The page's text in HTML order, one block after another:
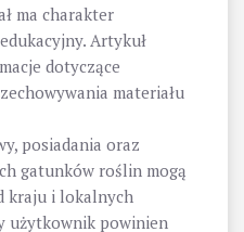
ma charakter
Artykuł
dotyczące
materiału
posiadania oraz
gatunków roślin mogą
kraju i lokalnych
użytkownik powinien